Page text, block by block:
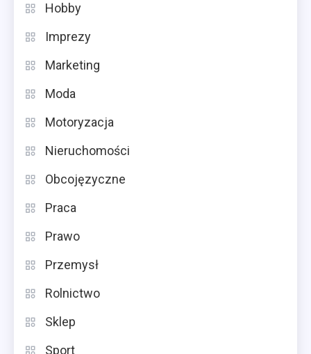
Hobby
Imprezy
Marketing
Moda
Motoryzacja
Nieruchomości
Obcojęzyczne
Praca
Prawo
Przemysł
Rolnictwo
Sklep
Sport